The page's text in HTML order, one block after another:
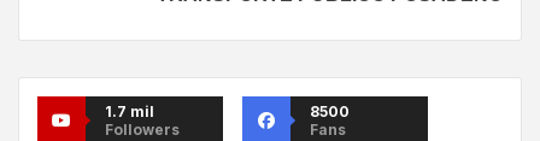
1.7 mil
Followers
8500
Fans